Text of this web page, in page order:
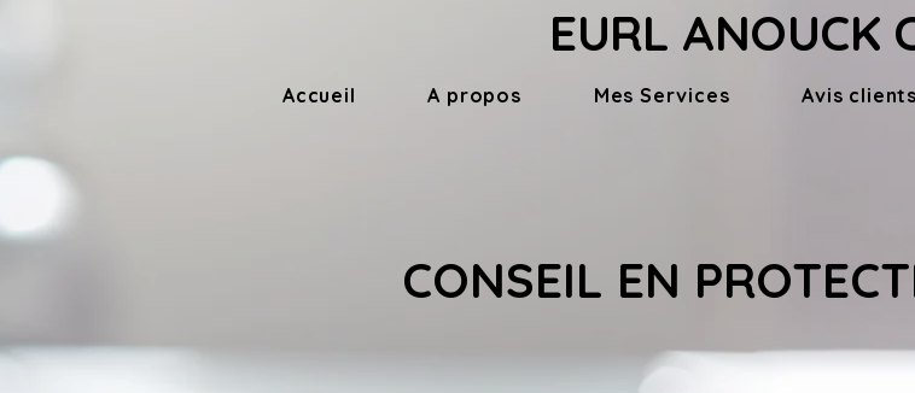
EURL ANOUCK
Accueil A propos Mes Services Avis clients
CONSEIL EN